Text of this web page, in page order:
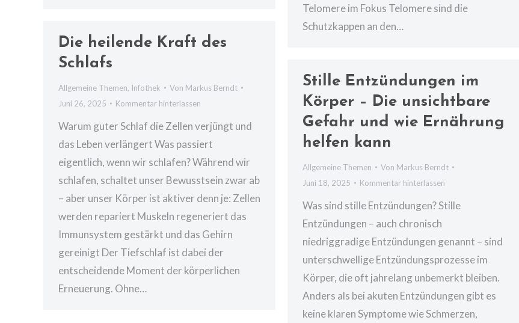
Telomere im Fokus Telomere sind die
Schutzkappen an den…
Die heilende Kraft des
Schlafs
Allgemeine Themen, Infothek Von Markus Berndt
Juni 26, 2025
Kommentar hinterlassen
Warum guter Schlaf die Zellen verjüngt und
das Leben verlängert Was passiert
eigentlich, wenn wir schlafen? Während wir
schlafen, schaltet unser Bewusstsein zwar ab
– aber unser Körper ist aktiver denn je: Zellen
werden repariert Muskeln regeneriert das
Immunsystem gestärkt und das Gehirn
gereinigt Der Tiefschlaf ist dabei der
entscheidende Moment der körperlichen
Erneuerung. Ohne…
Stille Entzündungen im
Körper – Die unsichtbare
Gefahr und wie Ernährung
helfen kann
Allgemeine Themen Von Markus Berndt
Juni 18, 2025
Kommentar hinterlassen
Was sind stille Entzündungen? Stille
Entzündungen – auch chronisch
niedriggradige Entzündungen genannt – sind
unterschwellige Entzündungsprozesse im
Körper, die oft jahrelang unbemerkt bleiben.
Anders als bei akuten Entzündungen gibt es
keine klaren Symptome wie Schmerzen,